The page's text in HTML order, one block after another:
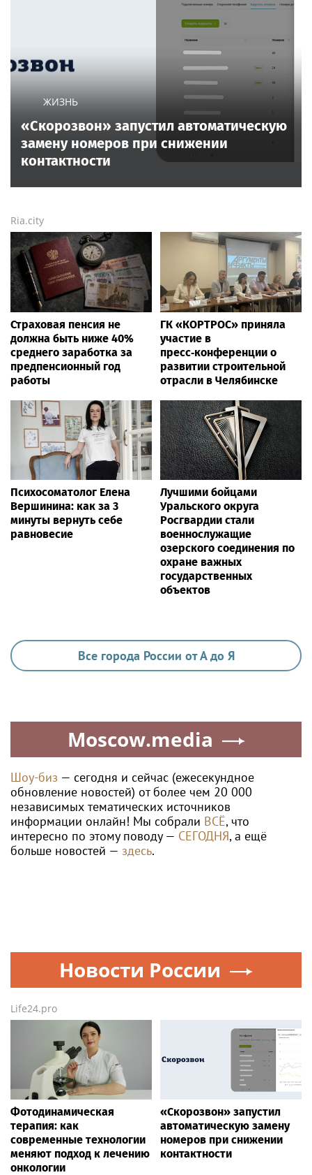
ЖИЗНЬ
«Скорозвон» запустил автоматическую
замену номеров при снижении
контактности
Ria.city
Страховая пенсия не
должна быть ниже 40%
среднего заработка за
предпенсионный год
работы
ГК «КОРТРОС» приняла
участие в
пресс‑конференции о
развитии строительной
отрасли в Челябинске
Психосоматолог Елена
Вершинина: как за 3
минуты вернуть себе
равновесие
Лучшими бойцами
Уральского округа
Росгвардии стали
военнослужащие
озерского соединения по
охране важных
государственных
объектов
Все города России от А до Я
Moscow.media
Шоу-биз — сегодня и сейчас (ежесекундное
обновление новостей) от более чем 20 000
независимых тематических источников
информации онлайн! Мы собрали ВСЁ, что
интересно по этому поводу — СЕГОДНЯ, а ещё
больше новостей — здесь.
Новости России
Life24.pro
Фотодинамическая
терапия: как
современные технологии
меняют подход к лечению
онкологии
«Скорозвон» запустил
автоматическую замену
номеров при снижении
контактности